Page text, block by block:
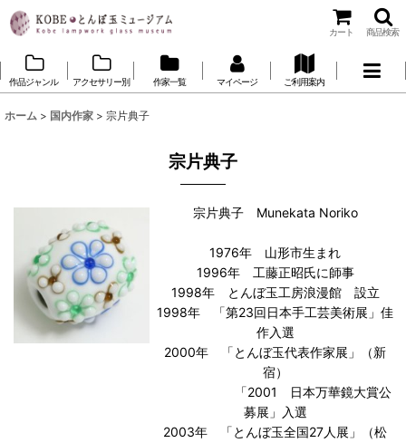
カート 商品検索
作品ジャンル アクセサリー別 作家一覧 マイページ ご利用案内
ホーム > 国内作家 > 宗片典子
宗片典子
宗片典子 Munekata Noriko
1976年 山形市生まれ
1996年 工藤正昭氏に師事
1998年 とんぼ玉工房浪漫館 設立
1998年 「第23回日本手工芸美術展」佳
作入選
2000年 「とんぼ玉代表作家展」（新
宿）
「2001 日本万華鏡大賞公
募展」入選
2003年 「とんぼ玉全国27人展」（松